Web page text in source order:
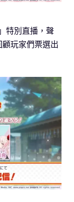
特別直播，聲
玩家們票選出